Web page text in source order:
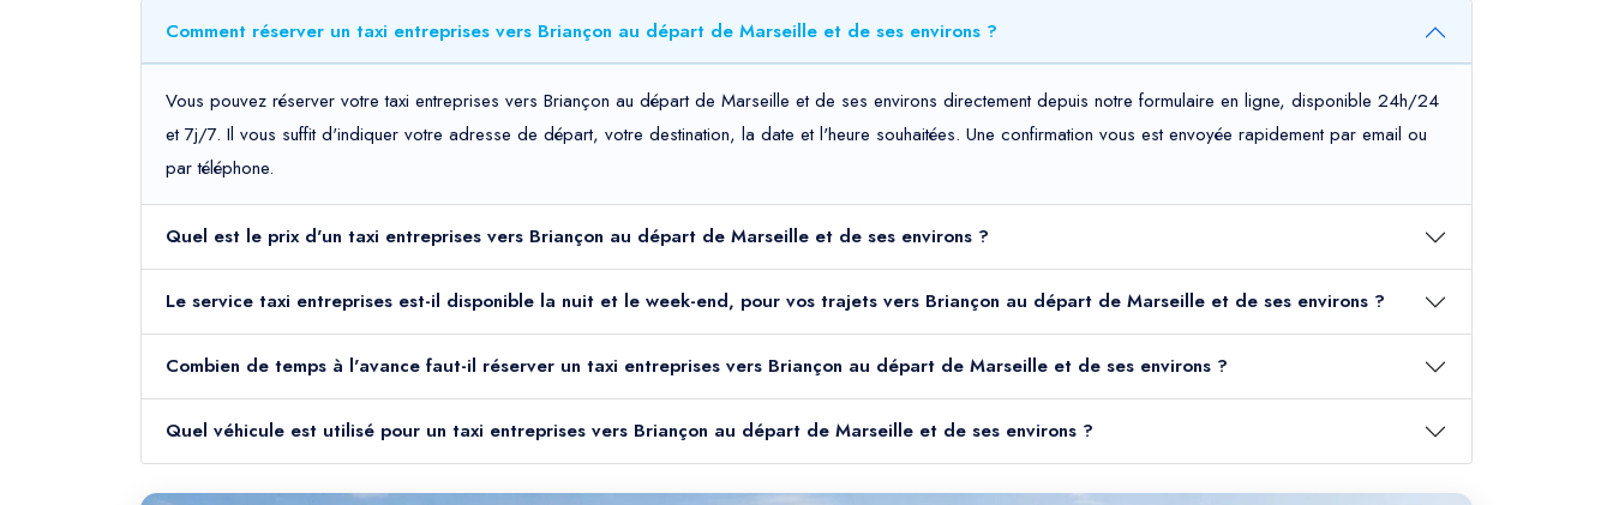
Comment réserver un taxi entreprises vers Briançon au départ de Marseille et de ses environs ?
Vous pouvez réserver votre taxi entreprises vers Briançon au départ de Marseille et de ses environs directement depuis notre formulaire en ligne, disponible 24h/24
et 7j/7. Il vous suffit d'indiquer votre adresse de départ, votre destination, la date et l'heure souhaitées. Une confirmation vous est envoyée rapidement par email ou
par téléphone.
Quel est le prix d'un taxi entreprises vers Briançon au départ de Marseille et de ses environs ?
Le service taxi entreprises est-il disponible la nuit et le week-end, pour vos trajets vers Briançon au départ de Marseille et de ses environs ?
Combien de temps à l'avance faut-il réserver un taxi entreprises vers Briançon au départ de Marseille et de ses environs ?
Quel véhicule est utilisé pour un taxi entreprises vers Briançon au départ de Marseille et de ses environs ?